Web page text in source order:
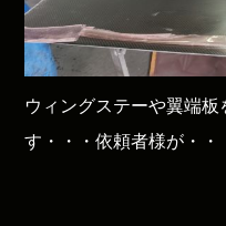
ウィングステーや翼端
す・・・依頼者様が・・